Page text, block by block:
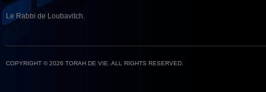
Le Rabbi de Loubavitch.
COPYRIGHT © 2026 TORAH DE VIE. ALL RIGHTS RESERVED.